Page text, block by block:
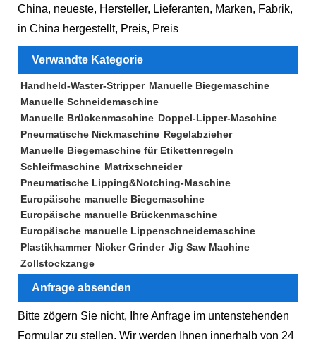
China, neueste, Hersteller, Lieferanten, Marken, Fabrik,
in China hergestellt, Preis, Preis
Verwandte Kategorie
Handheld-Waster-Stripper Manuelle Biegemaschine
Manuelle Schneidemaschine
Manuelle Brückenmaschine Doppel-Lipper-Maschine
Pneumatische Nickmaschine Regelabzieher
Manuelle Biegemaschine für Etikettenregeln
Schleifmaschine Matrixschneider
Pneumatische Lipping&Notching-Maschine
Europäische manuelle Biegemaschine
Europäische manuelle Brückenmaschine
Europäische manuelle Lippenschneidemaschine
Plastikhammer Nicker Grinder Jig Saw Machine
Zollstockzange
Anfrage absenden
Bitte zögern Sie nicht, Ihre Anfrage im untenstehenden
Formular zu stellen. Wir werden Ihnen innerhalb von 24